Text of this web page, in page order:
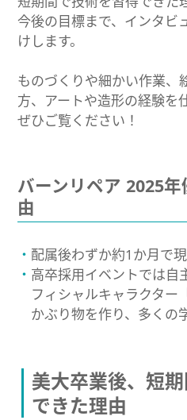
今後の目標まで、インタビ
けします。
ものづくりや細かい作業、
方、アートや造形の経験を
ぜひご覧ください！
バーンリペア 2025
由
配属後わずか約1か月で
高卒採用イベントでは自
フィシャルキャラクター
かぶり物を作り、多くの
美大卒業後、短
できた理由